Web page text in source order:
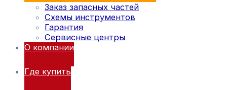
Заказ запасных частей
Схемы инструментов
Гарантия
Сервисные центры
О компании
Где купить